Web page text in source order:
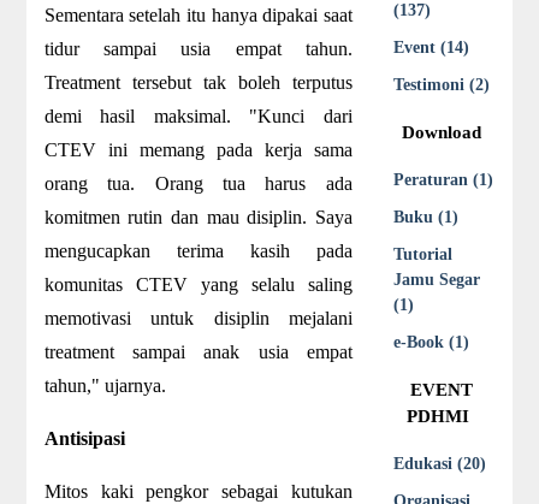
Sementara setelah itu hanya dipakai saat
tidur sampai usia empat tahun.
Treatment tersebut tak boleh terputus
demi hasil maksimal. "Kunci dari
CTEV ini memang pada kerja sama
orang tua. Orang tua harus ada
komitmen rutin dan mau disiplin. Saya
mengucapkan terima kasih pada
komunitas CTEV yang selalu saling
memotivasi untuk disiplin mejalani
treatment sampai anak usia empat
tahun," ujarnya.
Antisipasi
Mitos kaki pengkor sebagai kutukan
(137)
Event (14)
Testimoni (2)
Download
Peraturan (1)
Buku (1)
Tutorial
Jamu Segar
(1)
e-Book (1)
EVENT
PDHMI
Edukasi (20)